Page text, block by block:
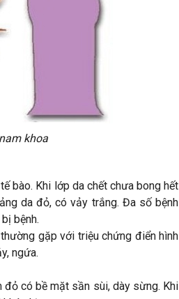
khoa
bào. Khi lớp da chết chưa bong hết
da đỏ, có vảy trắng. Đa số bệnh
bệnh.
gặp với triệu chứng điển hình
ngứa.
đỏ có bề mặt sần sùi, dày sừng. Khi